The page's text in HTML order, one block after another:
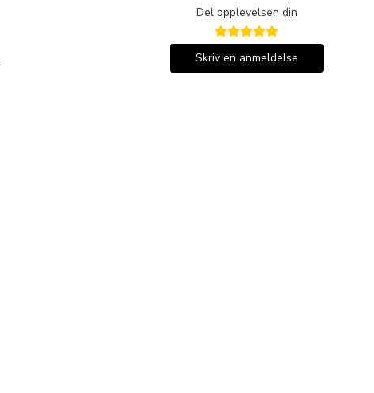
Del opplevelsen din
Skriv en anmeldelse